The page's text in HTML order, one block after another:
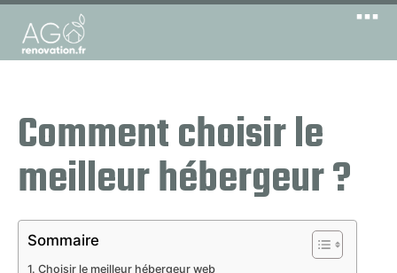
Comment choisir le
meilleur hébergeur ?
Sommaire
Choisir le meilleur hébergeur web